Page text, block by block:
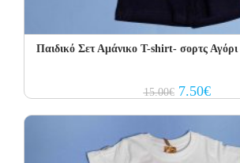
Παιδικό Σετ Αμάνικο T-shirt- σορτς
15.00€ Original
price
7.50€Current
price